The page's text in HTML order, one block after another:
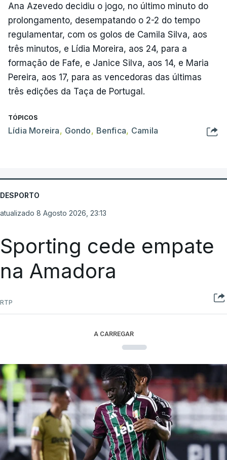
Ana Azevedo decidiu o jogo, no último minuto do
prolongamento, desempatando o 2-2 do tempo
regulamentar, com os golos de Camila Silva, aos
três minutos, e Lídia Moreira, aos 24, para a
formação de Fafe, e Janice Silva, aos 14, e Maria
Pereira, aos 17, para as vencedoras das últimas
três edições da Taça de Portugal.
TÓPICOS
Lídia Moreira, Gondo, Benfica, Camila
DESPORTO
atualizado 8 Agosto 2026, 23:13
Sporting cede empate
na Amadora
RTP
A CARREGAR